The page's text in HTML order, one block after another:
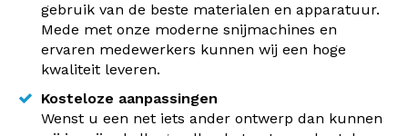
gebruik van de beste materialen en apparatuur.
Mede met onze moderne snijmachines en
ervaren medewerkers kunnen wij een hoge
kwaliteit leveren.
Kosteloze aanpassingen
Wenst u een net iets ander ontwerp dan kunnen